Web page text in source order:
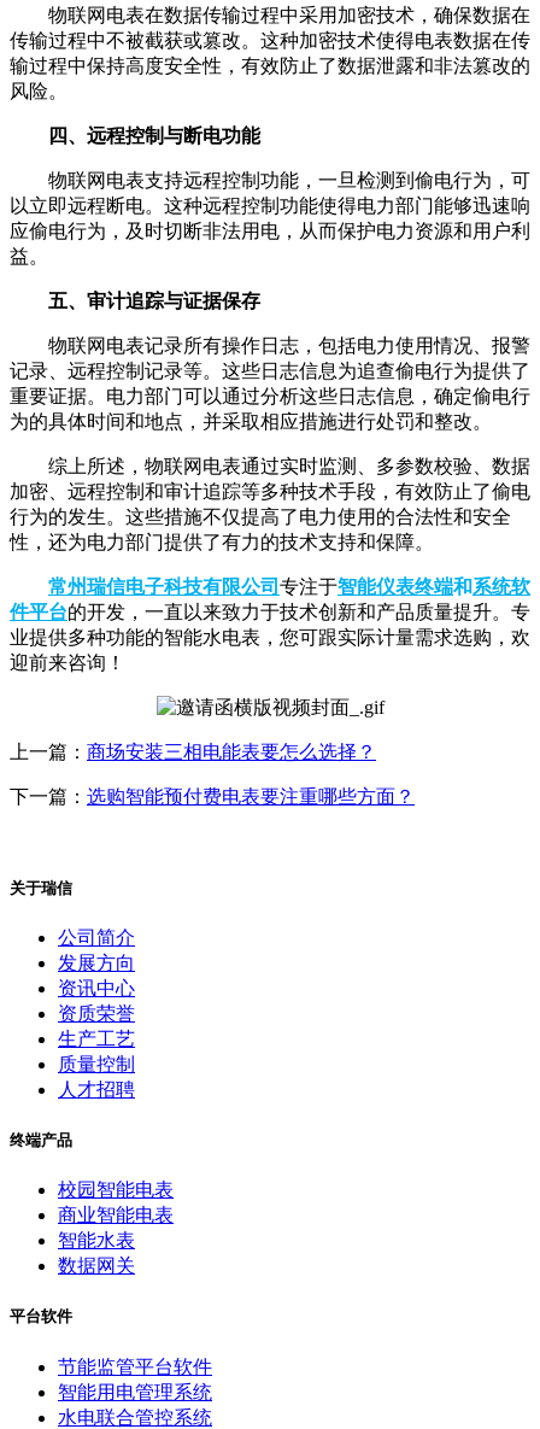
物联网电表在数据传输过程中采用加密技术，确保数据在
传输过程中不被截获或篡改。这种加密技术使得电表数据在传
输过程中保持高度安全性，有效防止了数据泄露和非法篡改的
风险。
四、远程控制与断电功能
物联网电表支持远程控制功能，一旦检测到偷电行为，可
以立即远程断电。这种远程控制功能使得电力部门能够迅速响
应偷电行为，及时切断非法用电，从而保护电力资源和用户利
益。
五、审计追踪与证据保存
物联网电表记录所有操作日志，包括电力使用情况、报警
记录、远程控制记录等。这些日志信息为追查偷电行为提供了
重要证据。电力部门可以通过分析这些日志信息，确定偷电行
为的具体时间和地点，并采取相应措施进行处罚和整改。
综上所述，物联网电表通过实时监测、多参数校验、数据
加密、远程控制和审计追踪等多种技术手段，有效防止了偷电
行为的发生。这些措施不仅提高了电力使用的合法性和安全
性，还为电力部门提供了有力的技术支持和保障。
常州瑞信电子科技有限公司 专注于智能仪表终端和系统软
件平台的开发，一直以来致力于技术创新和产品质量提升。专
业提供多种功能的智能水电表，您可跟实际计量需求选购，欢
迎前来咨询！
上一篇： 商场安装三相电能表要怎么选择？
下一篇： 选购智能预付费电表要注重哪些方面？
关于瑞信
公司简介
发展方向
资讯中心
资质荣誉
生产工艺
质量控制
人才招聘
终端产品
校园智能电表
商业智能电表
智能水表
数据网关
平台软件
节能监管平台软件
智能用电管理系统
水电联合管控系统